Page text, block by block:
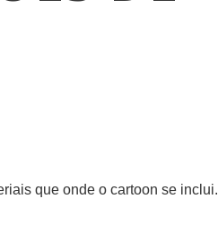
que onde o cartoon se inclui.